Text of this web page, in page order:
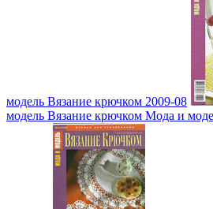
модель Вязание крючком 2009-08
модель Вязание крючком Мода и